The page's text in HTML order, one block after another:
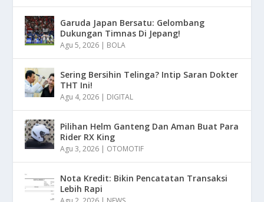
Garuda Japan Bersatu: Gelombang
Dukungan Timnas Di Jepang!
Agu 5, 2026 | BOLA
Sering Bersihin Telinga? Intip Saran Dokter
THT Ini!
Agu 4, 2026 | DIGITAL
Pilihan Helm Ganteng Dan Aman Buat Para
Rider RX King
Agu 3, 2026 | OTOMOTIF
Nota Kredit: Bikin Pencatatan Transaksi
Lebih Rapi